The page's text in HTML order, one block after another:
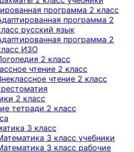
программа 2 класс
программа 2
русский язык
программа 2
ИЗО
2 класс
чтение 2 класс
чтение 2 класс
2 класс
тетради 2 класс
3 класс
3 класс учебники
3 класс рабочие